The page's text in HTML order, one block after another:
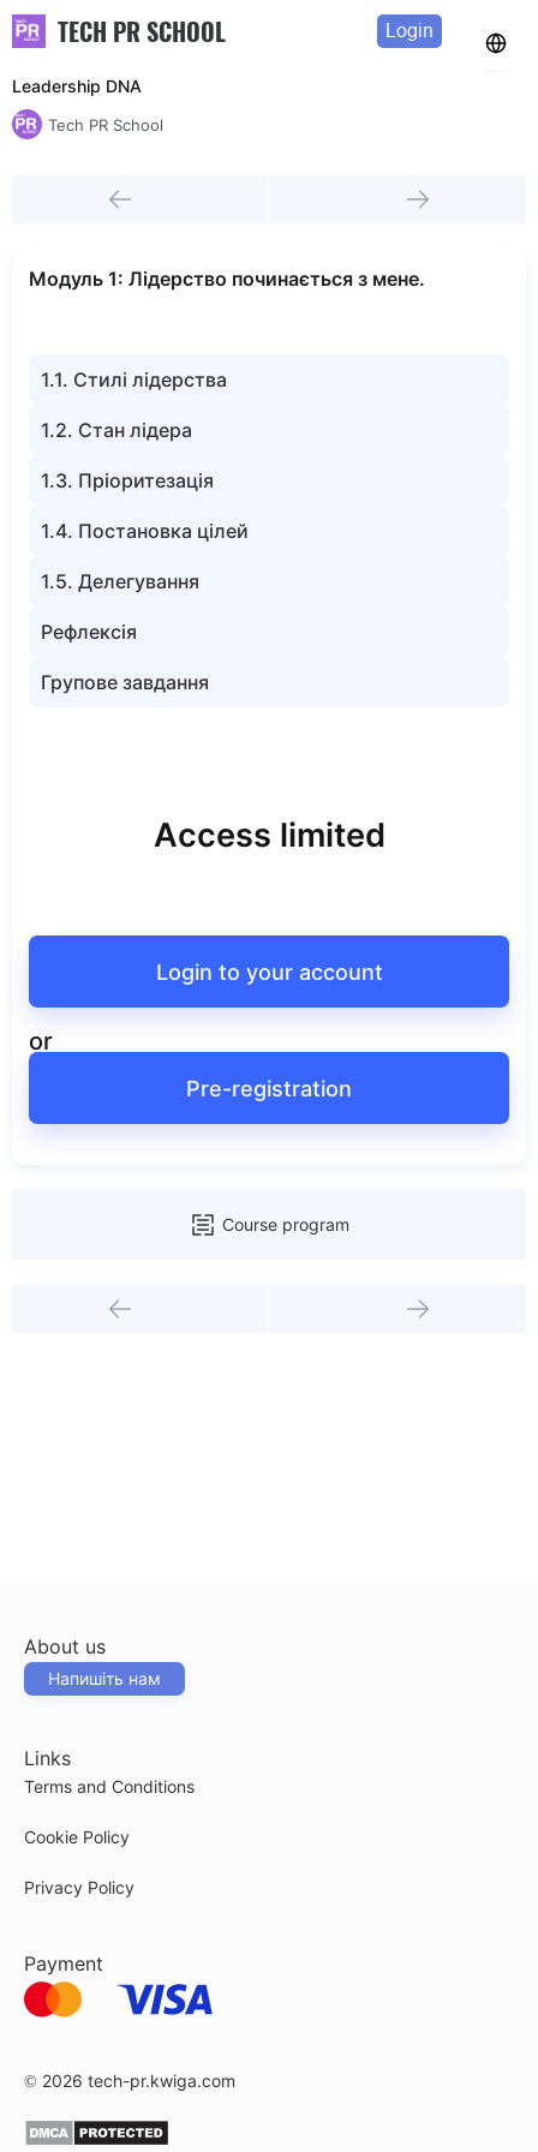
TECH PR SCHOOL Login
Leadership DNA
Tech PR School
Модуль 1: Лідерство починається з мене.
1.1. Стилі лідерства
1.2. Стан лідера
1.3. Пріоритезація
1.4. Постановка цілей
1.5. Делегування
Рефлексія
Групове завдання
Access limited
Login to your account
or
Pre-registration
Course program
About us
Напишіть нам
Links
Terms and Conditions
Cookie Policy
Privacy Policy
Payment
© 2026 tech-pr.kwiga.com